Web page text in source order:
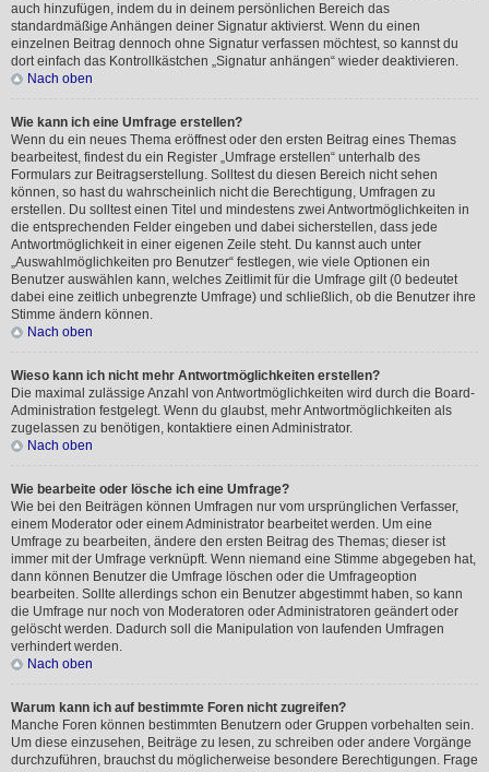
auch hinzufügen, indem du in deinem persönlichen Bereich das
standardmäßige Anhängen deiner Signatur aktivierst. Wenn du einen
einzelnen Beitrag dennoch ohne Signatur verfassen möchtest, so kannst du
dort einfach das Kontrollkästchen „Signatur anhängen“ wieder deaktivieren.
Nach oben
Wie kann ich eine Umfrage erstellen?
Wenn du ein neues Thema eröffnest oder den ersten Beitrag eines Themas
bearbeitest, findest du ein Register „Umfrage erstellen“ unterhalb des
Formulars zur Beitragserstellung. Solltest du diesen Bereich nicht sehen
können, so hast du wahrscheinlich nicht die Berechtigung, Umfragen zu
erstellen. Du solltest einen Titel und mindestens zwei Antwortmöglichkeiten in
die entsprechenden Felder eingeben und dabei sicherstellen, dass jede
Antwortmöglichkeit in einer eigenen Zeile steht. Du kannst auch unter
„Auswahlmöglichkeiten pro Benutzer“ festlegen, wie viele Optionen ein
Benutzer auswählen kann, welches Zeitlimit für die Umfrage gilt (0 bedeutet
dabei eine zeitlich unbegrenzte Umfrage) und schließlich, ob die Benutzer ihre
Stimme ändern können.
Nach oben
Wieso kann ich nicht mehr Antwortmöglichkeiten erstellen?
Die maximal zulässige Anzahl von Antwortmöglichkeiten wird durch die Board-
Administration festgelegt. Wenn du glaubst, mehr Antwortmöglichkeiten als
zugelassen zu benötigen, kontaktiere einen Administrator.
Nach oben
Wie bearbeite oder lösche ich eine Umfrage?
Wie bei den Beiträgen können Umfragen nur vom ursprünglichen Verfasser,
einem Moderator oder einem Administrator bearbeitet werden. Um eine
Umfrage zu bearbeiten, ändere den ersten Beitrag des Themas; dieser ist
immer mit der Umfrage verknüpft. Wenn niemand eine Stimme abgegeben hat,
dann können Benutzer die Umfrage löschen oder die Umfrageoption
bearbeiten. Sollte allerdings schon ein Benutzer abgestimmt haben, so kann
die Umfrage nur noch von Moderatoren oder Administratoren geändert oder
gelöscht werden. Dadurch soll die Manipulation von laufenden Umfragen
verhindert werden.
Nach oben
Warum kann ich auf bestimmte Foren nicht zugreifen?
Manche Foren können bestimmten Benutzern oder Gruppen vorbehalten sein.
Um diese einzusehen, Beiträge zu lesen, zu schreiben oder andere Vorgänge
durchzuführen, brauchst du möglicherweise besondere Berechtigungen. Frage